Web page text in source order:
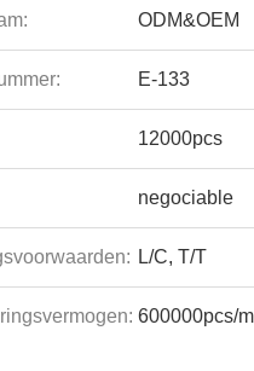
ODM&OEM
E-133
12000pcs
negociable
L/C, T/T
600000pcs/